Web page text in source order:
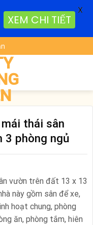
thái sân
3 phòng ngủ
vườn trên đất 13 x 13
này gồm sân để xe,
hoạt chung, phòng
ăn, phòng tắm, hiên
XEM CHI TIẾT
X